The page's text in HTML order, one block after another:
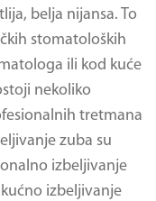
belja nijansa. To
stomatoloških
ili kod kuće
nekoliko
tretmana
zuba su
izbeljivanje
izbeljivanje